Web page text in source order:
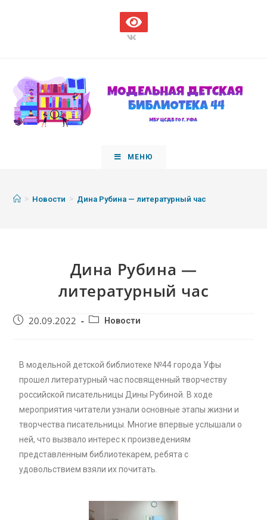
МЕНЮ
> Новости > Дина Рубина — литературный час
Дина Рубина —
литературный час
20.09.2022 Новости
В модельной детской библиотеке №44 города Уфы
прошел литературный час посвященный творчеству
российской писательницы Дины Рубиной. В ходе
мероприятия читатели узнали основные этапы жизни и
творчества писательницы. Многие впервые услышали о
ней, что вызвало интерес к произведениям
представленным библиотекарем, ребята с
удовольствием взяли их почитать.